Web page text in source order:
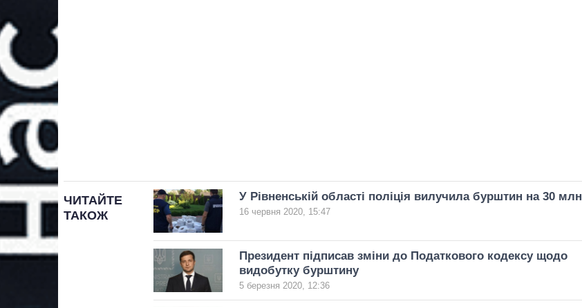
ЧИТАЙТЕ
ТАКОЖ
У Рівненській області поліція вилучила бурштин на 30 млн
16 червня 2020, 15:47
Президент підписав зміни до Податкового кодексу щодо
видобутку бурштину
5 березня 2020, 12:36